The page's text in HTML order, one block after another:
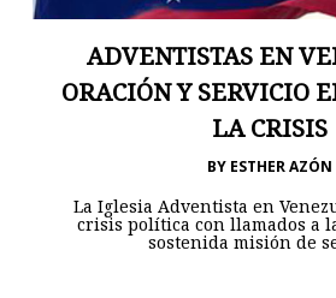
ADVENTISTAS EN
ORACIÓN Y SERVICIO
LA CRISIS
BY ESTHER AZÓN
La Iglesia Adventista en
crisis política con llamados a
sostenida misión de